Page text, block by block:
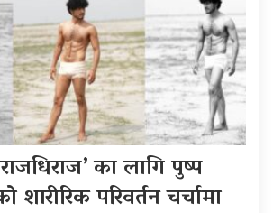
का लागि पुष्प
परिवर्तन चर्चामा